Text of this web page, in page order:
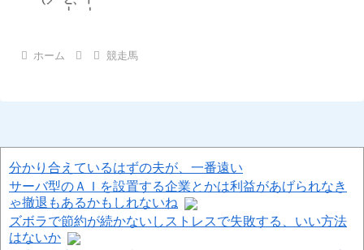
ホーム 競走馬
分かり合えているはずの夫が、一番遠い
サーバ型のＡＩを設置する企業とかは利益があげられなき
ゃ撤退もあるかもしれないね
ズボラで節約が続かないしストレスで失敗する、いい方法
はないか